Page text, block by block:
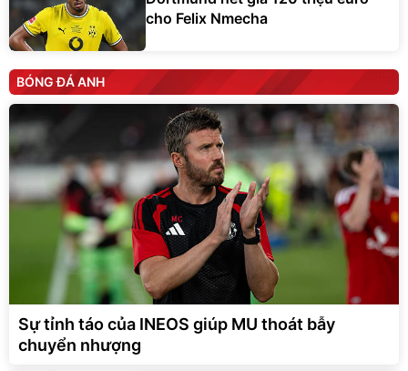
cho Felix Nmecha
BÓNG ĐÁ ANH
Sự tỉnh táo của INEOS giúp MU thoát bẫy
chuyển nhượng